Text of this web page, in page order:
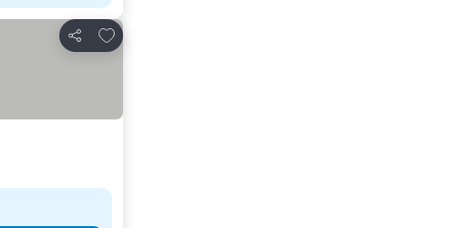
Compartir
Agregar a favoritos